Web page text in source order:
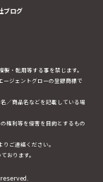
ブログ
・転用等する事を禁じます。
ージェントグローの登録商標で
／商品名などを記載している場
権利等を侵害を目的とするもの
ご連絡ください。
おります。